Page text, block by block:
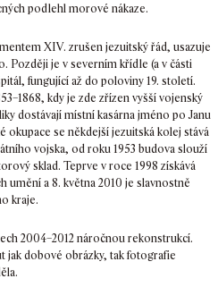
podlehl morové nákaze.
XIV. zrušen jezuitský řád, usazuje
Později je v severním křídle (a v části
fungující až do poloviny 19. století.
kdy je zde zřízen vyšší vojenský
dostávají místní kasárna jméno po Janu
okupace se někdejší jezuitská kolej stává
vojska, od roku 1953 budova slouží
sklad. Teprve v roce 1998 získává
umění a 8. května 2010 je slavnostně
kraje.
2004–2012 náročnou rekonstrukcí.
jak dobové obrázky, tak fotografie